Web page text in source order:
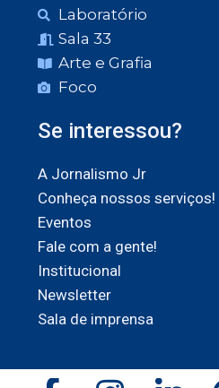
Laboratório
Sala 33
Arte e Grafia
Foco
Se interessou?
A Jornalismo Jr
Conheça nossos serviços!
Eventos
Fale com a gente!
Institucional
Newsletter
Sala de imprensa